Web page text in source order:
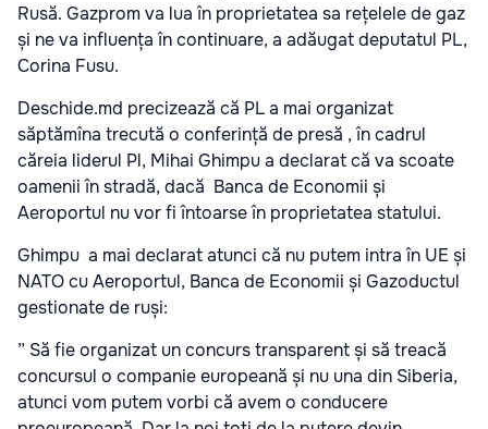
Rusă. Gazprom va lua în proprietatea sa rețelele de gaz
și ne va influența în continuare, a adăugat deputatul PL,
Corina Fusu.
Deschide.md precizează că PL a mai organizat
săptămîna trecută o conferință de presă , în cadrul
căreia liderul Pl, Mihai Ghimpu a declarat că va scoate
oamenii în stradă, dacă Banca de Economii și
Aeroportul nu vor fi întoarse în proprietatea statului.
Ghimpu a mai declarat atunci că nu putem intra în UE și
NATO cu Aeroportul, Banca de Economii și Gazoductul
gestionate de ruși:
” Să fie organizat un concurs transparent și să treacă
concursul o companie europeană și nu una din Siberia,
atunci vom putem vorbi că avem o conducere